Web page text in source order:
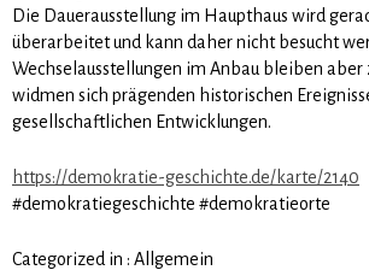
Die Dauerausstellung im Haupthaus wird
überarbeitet und kann daher nicht besucht
Wechselausstellungen im Anbau bleiben aber
widmen sich prägenden historischen
gesellschaftlichen Entwicklungen.
https://demokratie-geschichte.de/karte/2140
#demokratiegeschichte #demokratieorte
Categorized in : Allgemein